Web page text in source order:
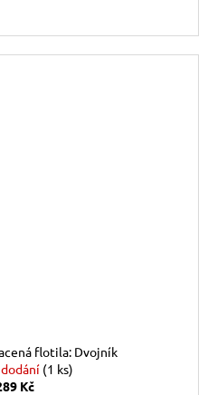
flotila: Dvojník
(1 ks)
Kč